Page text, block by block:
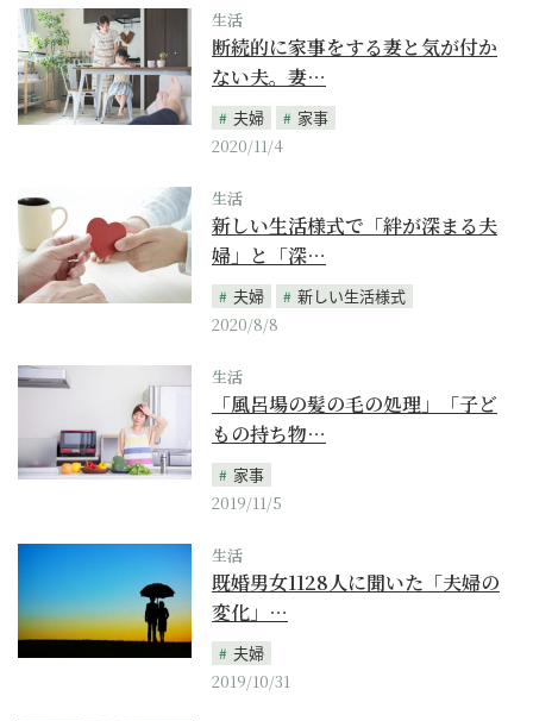
生活
断続的に家事をする妻と気が付か
ない夫。妻…
夫婦
家事
2020/11/4
生活
新しい生活様式で「絆が深まる夫
婦」と「深…
夫婦
新しい生活様式
2020/8/8
生活
「風呂場の髪の毛の処理」「子ど
もの持ち物…
家事
2019/11/5
生活
既婚男女1128人に聞いた「夫婦の
変化」…
夫婦
2019/10/31